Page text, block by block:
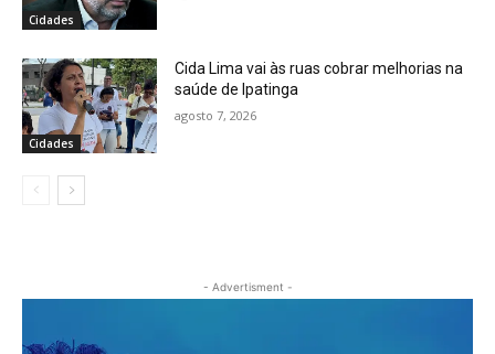
Cidades
Cidades
Cida Lima vai às ruas cobrar melhorias na
saúde de Ipatinga
agosto 7, 2026
- Advertisment -